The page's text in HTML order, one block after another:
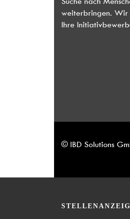
weiterbringen. Wir
Ihre
© IBD Solutions